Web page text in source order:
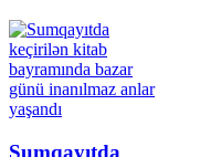
Sumqayıtda